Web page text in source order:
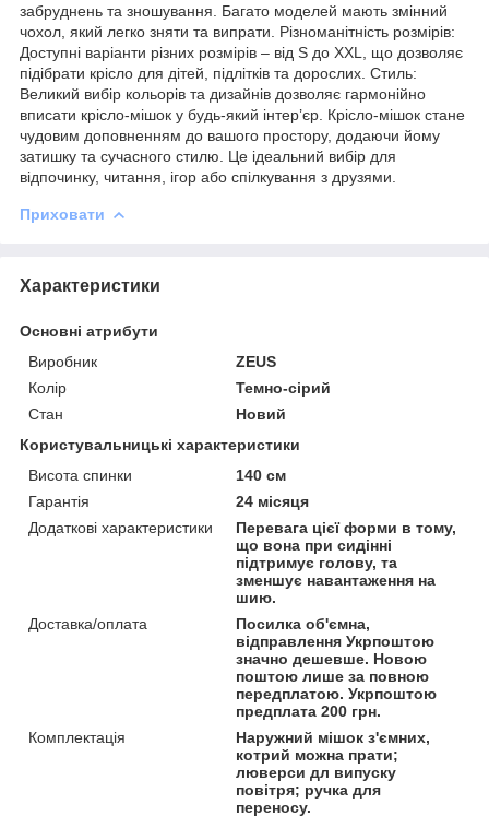
забруднень та зношування. Багато моделей мають змінний
чохол, який легко зняти та випрати. Різноманітність розмірів:
Доступні варіанти різних розмірів – від S до XXL, що дозволяє
підібрати крісло для дітей, підлітків та дорослих. Стиль:
Великий вибір кольорів та дизайнів дозволяє гармонійно
вписати крісло-мішок у будь-який інтер’єр. Крісло-мішок стане
чудовим доповненням до вашого простору, додаючи йому
затишку та сучасного стилю. Це ідеальний вибір для
відпочинку, читання, ігор або спілкування з друзями.
Приховати
Характеристики
Основні атрибути
Виробник
ZEUS
Колір
Темно-сірий
Стан
Новий
Користувальницькі характеристики
Висота спинки
140 см
Гарантія
24 місяця
Додаткові характеристики
Перевага цієї форми в тому,
що вона при сидінні
підтримує голову, та
зменшує навантаження на
шию.
Доставка/оплата
Посилка об'ємна,
відправлення Укрпоштою
значно дешевше. Новою
поштою лише за повною
передплатою. Укрпоштою
предплата 200 грн.
Комплектація
Наружний мішок з'ємних,
котрий можна прати;
люверси дл випуску
повітря; ручка для
переносу.